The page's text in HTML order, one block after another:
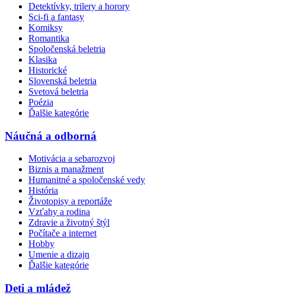
Detektívky, trilery a horory
Sci-fi a fantasy
Komiksy
Romantika
Spoločenská beletria
Klasika
Historické
Slovenská beletria
Svetová beletria
Poézia
Ďalšie kategórie
Náučná a odborná
Motivácia a sebarozvoj
Biznis a manažment
Humanitné a spoločenské vedy
História
Životopisy a reportáže
Vzťahy a rodina
Zdravie a životný štýl
Počítače a internet
Hobby
Umenie a dizajn
Ďalšie kategórie
Deti a mládež